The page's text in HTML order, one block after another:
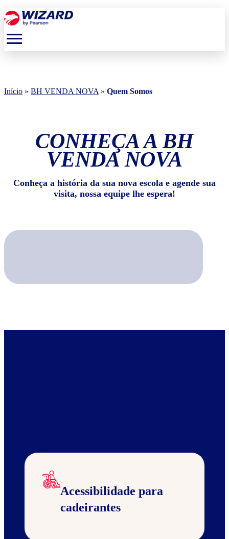
menu
Início » BH VENDA NOVA » Quem Somos
CONHEÇA A BH
VENDA NOVA
Conheça a história da sua nova escola e agende sua
visita, nossa equipe lhe espera!
Acessibilidade para
cadeirantes